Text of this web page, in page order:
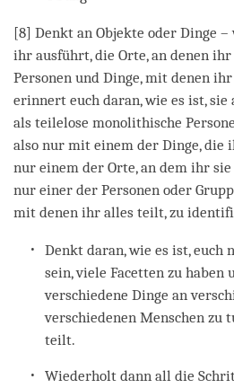
[8] Denkt an Objekte oder Dinge
ihr ausführt, die Orte, an denen
Personen und Dinge, mit denen
erinnert euch daran, wie es ist, sie
als teilelose monolithische
also nur mit einem der Dinge, die
nur einem der Orte, an dem ihr
nur einer der Personen oder
mit denen ihr alles teilt, zu
Denkt daran, wie es ist, euch
sein, viele Facetten zu haben
verschiedene Dinge an
verschiedenen Menschen zu
teilt.
Wiederholt dann all die